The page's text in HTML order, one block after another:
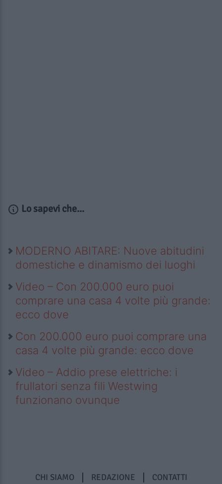
Lo sapevi che...
MODERNO ABITARE: Nuove abitudini
domestiche e dinamismo dei luoghi
Video – Con 200.000 euro puoi
comprare una casa 4 volte più grande:
ecco dove
Con 200.000 euro puoi comprare una
casa 4 volte più grande: ecco dove
Video – Addio prese elettriche: i
frullatori senza fili Westwing
funzionano ovunque
CHI SIAMO REDAZIONE CONTATTI